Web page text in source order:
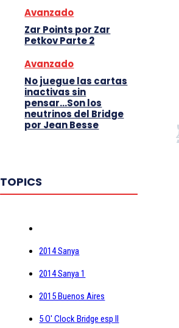
Avanzado
Zar Points por Zar
Petkov Parte 2
Avanzado
No juegue las cartas
inactivas sin
pensar…Son los
neutrinos del Bridge
por Jean Besse
TOPICS
2014 Sanya
2014 Sanya 1
2015 Buenos Aires
5 O' Clock Bridge esp II